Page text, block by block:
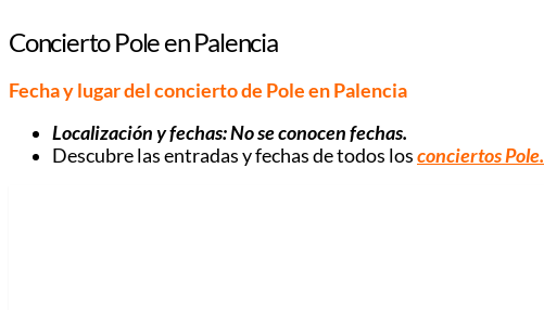
Concierto Pole en Palencia
Fecha y lugar del concierto de Poleen Palencia
Localización y fechas: No se conocen fechas.
Descubre las entradas y fechas de todos losconciertos Pole.